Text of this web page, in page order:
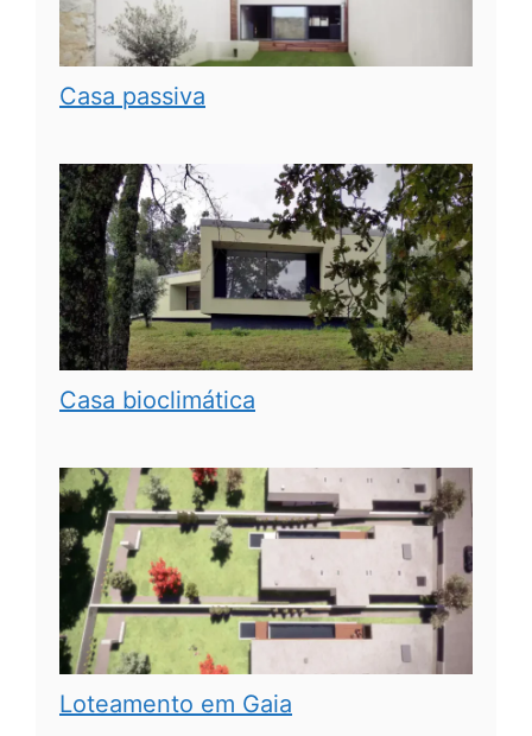
Casa passiva
Casa bioclimática
Loteamento em Gaia